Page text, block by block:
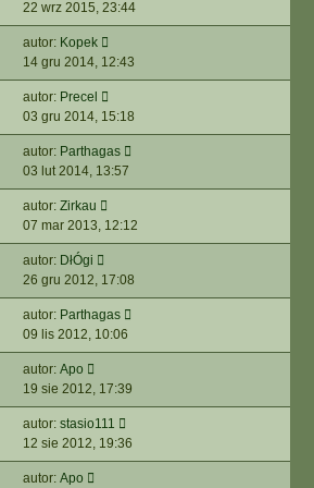
22 wrz 2015, 23:44
autor: Kopek
14 gru 2014, 12:43
autor: Precel
03 gru 2014, 15:18
autor: Parthagas
03 lut 2014, 13:57
autor: Zirkau
07 mar 2013, 12:12
autor: DłÓgi
26 gru 2012, 17:08
autor: Parthagas
09 lis 2012, 10:06
autor: Apo
19 sie 2012, 17:39
autor: stasio111
12 sie 2012, 19:36
autor: Apo